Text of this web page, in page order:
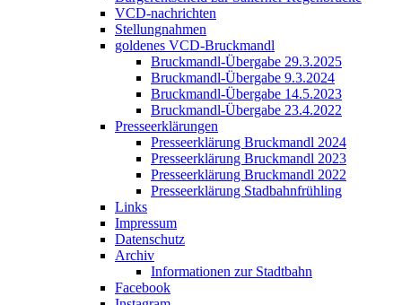
VCD-nachrichten
Stellungnahmen
goldenes VCD-Bruckmandl
Bruckmandl-Übergabe 29.3.2025
Bruckmandl-Übergabe 9.3.2024
Bruckmandl-Übergabe 14.5.2023
Bruckmandl-Übergabe 23.4.2022
Presseerklärungen
Presseerklärung Bruckmandl 2024
Presseerklärung Bruckmandl 2023
Presseerklärung Bruckmandl 2022
Presseerklärung Stadbahnfrühling
Links
Impressum
Datenschutz
Archiv
Informationen zur Stadtbahn
Facebook